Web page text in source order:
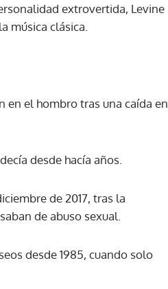
extrovertida, Levine
música clásica.
en el hombro tras una caída en
desde hacía años.
de 2017, tras la
de abuso sexual.
desde 1985, cuando solo